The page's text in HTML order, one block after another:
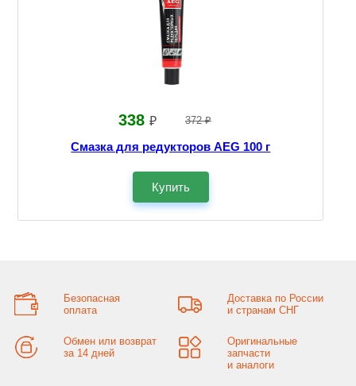
338 ₽ 372 ₽
Смазка для редукторов AEG 100 г
Купить
Безопасная
оплата
Доставка по России
и странам СНГ
Обмен или возврат
за 14 дней
Оригинальные
запчасти
и аналоги